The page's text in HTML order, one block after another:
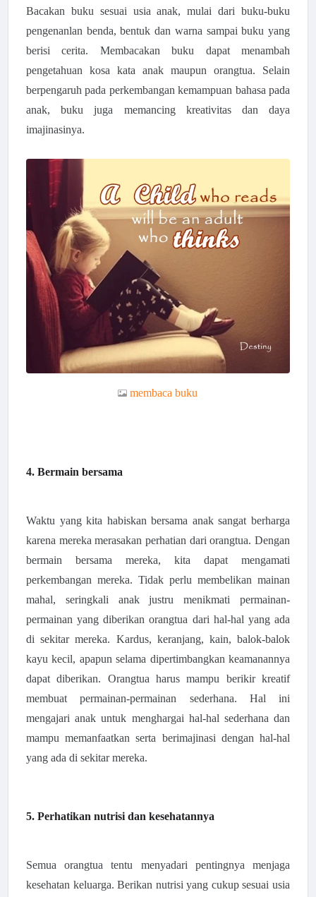
Bacakan buku sesuai usia anak, mulai dari buku-buku
pengenanlan benda, bentuk dan warna sampai buku yang
berisi cerita. Membacakan buku dapat menambah
pengetahuan kosa kata anak maupun orangtua. Selain
berpengaruh pada perkembangan kemampuan bahasa pada
anak, buku juga memancing kreativitas dan daya
imajinasinya.
membaca buku
4. Bermain bersama
Waktu yang kita habiskan bersama anak sangat berharga
karena mereka merasakan perhatian dari orangtua. Dengan
bermain bersama mereka, kita dapat mengamati
perkembangan mereka. Tidak perlu membelikan mainan
mahal, seringkali anak justru menikmati permainan-
permainan yang diberikan orangtua dari hal-hal yang ada
di sekitar mereka. Kardus, keranjang, kain, balok-balok
kayu kecil, apapun selama dipertimbangkan keamanannya
dapat diberikan. Orangtua harus mampu berikir kreatif
membuat permainan-permainan sederhana. Hal ini
mengajari anak untuk menghargai hal-hal sederhana dan
mampu memanfaatkan serta berimajinasi dengan hal-hal
yang ada di sekitar mereka.
5. Perhatikan nutrisi dan kesehatannya
Semua orangtua tentu menyadari pentingnya menjaga
kesehatan keluarga. Berikan nutrisi yang cukup sesuai usia